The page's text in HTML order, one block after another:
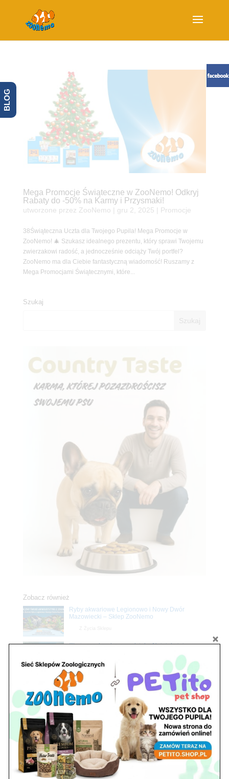
Mega Promocje Świąteczne w ZooNemo! Odkryj
Rabaty do -50% na Karmy i Przysmaki!
utworzone przez ZooNemo gru 2, 2025 Promocje
38Świąteczna Uczta dla Twojego Pupila! Mega Promocje w
ZooNemo! 🎄 Szukasz idealnego prezentu, który sprawi Twojemu
zwierzakowi radość, a jednocześnie odciąży Twój portfel?
ZooNemo ma dla Ciebie fantastyczną wiadomość! Ruszamy z
Mega Promocjami Świątecznymi, które...
Szukaj
Zobacz również
Ryby akwariowe Legionowo i Nowy Dwór
Mazowiecki – Sklep ZooNemo
Z Życia Sklepu
Stwórz podwodne arcydzieło: Najpiękniejsze
Promocje
Upały wracają! Zadbaj o komfort swojego pupila
z matami chłodzącymi ZooNemo
Z Życia Sklepu
Petito Pet Shop – Internetowy Sklep Zoologiczny
Online! Wszystko Dla Twojego Pupila | ZooNemo
Znajdź nas
BLOG